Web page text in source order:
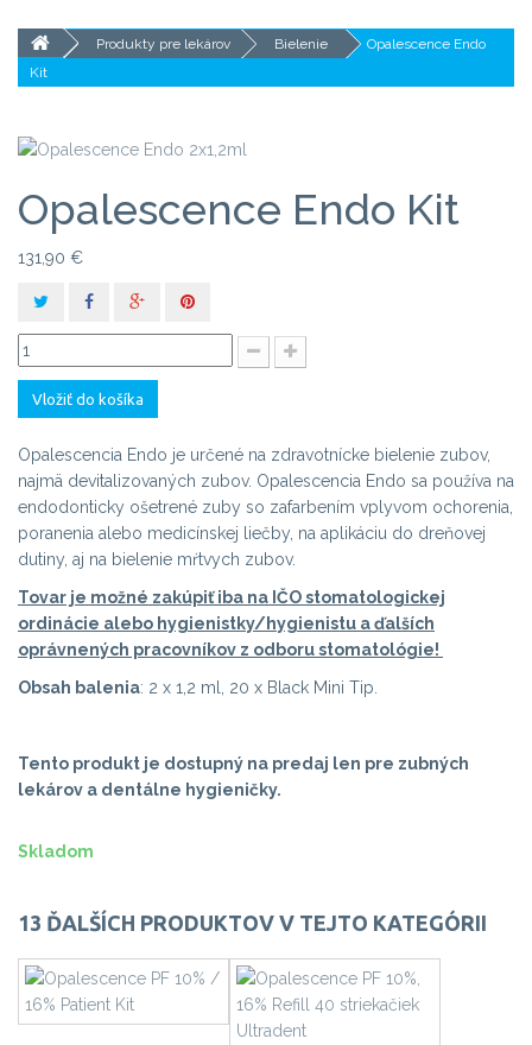
Produkty pre lekárov Bielenie
Opalescence Endo
Kit
Opalescence Endo Kit
131,90 €
Vložiť do košíka
Opalescencia Endo je určené na zdravotnícke bielenie zubov,
najmä devitalizovaných zubov. Opalescencia Endo sa používa na
endodonticky ošetrené zuby so zafarbením vplyvom ochorenia,
poranenia alebo medicínskej liečby, na aplikáciu do dreňovej
dutiny, aj na bielenie mŕtvych zubov.
Tovar je možné zakúpiť iba na IČO stomatologickej
ordinácie alebo hygienistky/hygienistu a ďalších
oprávnených pracovníkov z odboru stomatológie!
Obsah balenia: 2 x 1,2 ml, 20 x Black Mini Tip.
Tento produkt je dostupný na predaj len pre zubných
lekárov a dentálne hygieničky.
Skladom
13 ĎALŠÍCH PRODUKTOV V TEJTO KATEGÓRII